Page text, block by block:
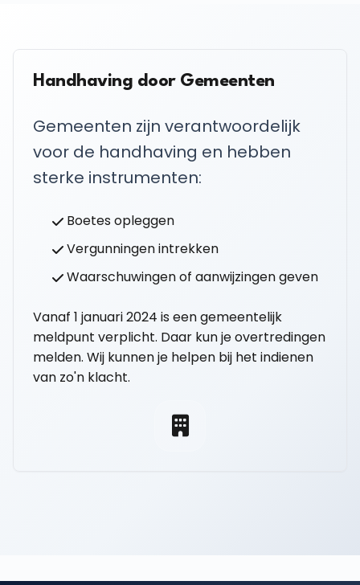
Handhaving door Gemeenten
Gemeenten zijn verantwoordelijk
voor de handhaving en hebben
sterke instrumenten:
Boetes opleggen
Vergunningen intrekken
Waarschuwingen of aanwijzingen geven
Vanaf 1 januari 2024 is een gemeentelijk
meldpunt verplicht. Daar kun je overtredingen
melden. Wij kunnen je helpen bij het indienen
van zo'n klacht.